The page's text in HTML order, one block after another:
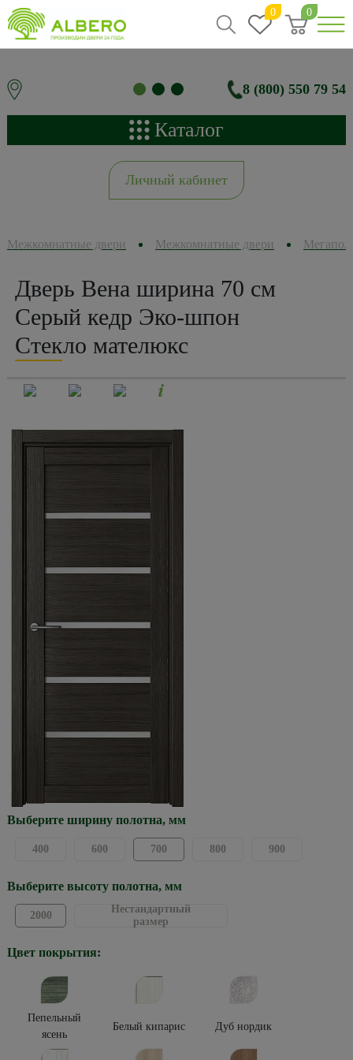
0 0
8 (800) 550 79 54
Каталог
Личный кабинет
Межкомнатные двери Межкомнатные двери
Дверь Вена ширина 70 см
Серый кедр Эко-шпон
Стекло мателюкс
Выберите ширину полотна, мм
400 600 700 800 900
Выберите высоту полотна, мм
2000
Нестандартный
размер
Цвет покрытия:
Пепельный
ясень
Белый кипарис Дуб нордик